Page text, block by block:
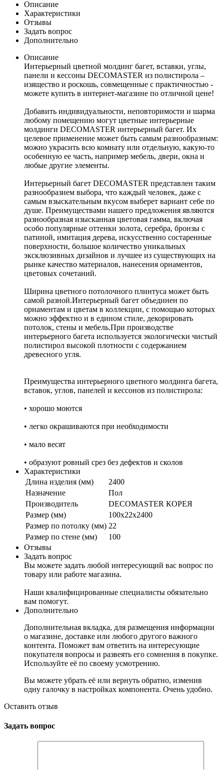
Описание
Характеристики
Отзывы
Задать вопрос
Дополнительно
Описание
Интерьерный цветной молдинг багет, вставки, углы,
панели и кессоны DECOMASTER из полистирола –
изящество и роскошь, совмещенные с практичностью -
можете купить в интернет-магазине по отличной цене!
Добавить индивидуальности, неповторимости и шарма
любому помещению могут цветные интерьерные
молдинги DECOMASTER интерьерный багет. Их
целевое применение может быть самым разнообразным:
можно украсить всю комнату или отдельную, какую-то
особенную ее часть, например мебель, двери, окна и
любые другие элементы.
Интерьерный багет DECOMASTER представлен таким
разнообразием выбора, что каждый человек, даже с
самым взыскательным вкусом выберет вариант себе по
душе. Преимуществами нашего предложения являются
разнообразная изысканная цветовая гамма, включая
особо популярные оттенки золота, серебра, бронзы с
патиной, имитация дерева, искусственно состаренные
поверхности, большое количество уникальных
эксклюзивных дизайнов и лучшее из существующих на
рынке качество материалов, нанесения орнаментов,
цветовых сочетаний.
Ширина цветного потолочного плинтуса может быть
самой разной.Интерьерный багет объединен по
орнаментам и цветам в коллекции, с помощью которых
можно эффектно и в едином стиле, декорировать
потолок, стены и мебель.При производстве
интерьерного багета используется экологически чистый
полистирол высокой плотности с содержанием
древесного угля.
Преимущества интерьерного цветного молдинга багета,
ставок, углов, панелей и кессонов из полистирола:
• хорошо моются
• легко окрашиваются при необходимости
• мало весят
• образуют ровный срез без дефектов и сколо
Характеристики
Длина изделия (мм)
2400
Назначение
Пол
Производитель
DECOMASTER КОРЕЯ
Размер (мм)
100x22x2400
Размер по потолку (мм) 22
Размер по стене (мм)
100
Отзывы
Задать вопрос
ы можете задать любой интересующий вас вопрос по
товару или работе магазина.
Наши квалифицированные специалисты обязательно
ам помогут.
Дополнительно
Дополнительная вкладка, для размещения информации
о магазине, доставке или любого другого важного
контента. Поможет вам ответить на интересующие
покупателя вопросы и развеять его сомнения в покупке.
Используйте её по своему усмотрению.
ы можете убрать её или вернуть обратно, измени
одну галочку в настройках компонента. Очень удобно.
Оставить отзы
Задать вопрос